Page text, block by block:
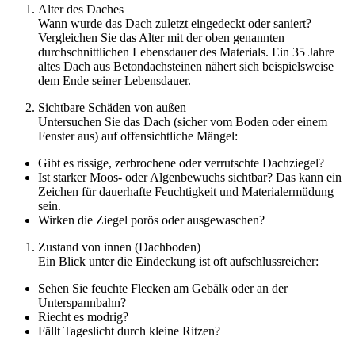
Alter des Daches
Wann wurde das Dach zuletzt eingedeckt oder saniert?
Vergleichen Sie das Alter mit der oben genannten
durchschnittlichen Lebensdauer des Materials. Ein 35 Jahre
altes Dach aus Betondachsteinen nähert sich beispielsweise
dem Ende seiner Lebensdauer.
Sichtbare Schäden von außen
Untersuchen Sie das Dach (sicher vom Boden oder einem
Fenster aus) auf offensichtliche Mängel:
Gibt es rissige, zerbrochene oder verrutschte Dachziegel?
Ist starker Moos- oder Algenbewuchs sichtbar? Das kann ein
Zeichen für dauerhafte Feuchtigkeit und Materialermüdung
sein.
Wirken die Ziegel porös oder ausgewaschen?
Zustand von innen (Dachboden)
Ein Blick unter die Eindeckung ist oft aufschlussreicher:
Sehen Sie feuchte Flecken am Gebälk oder an der
Unterspannbahn?
Riecht es modrig?
Fällt Tageslicht durch kleine Ritzen?